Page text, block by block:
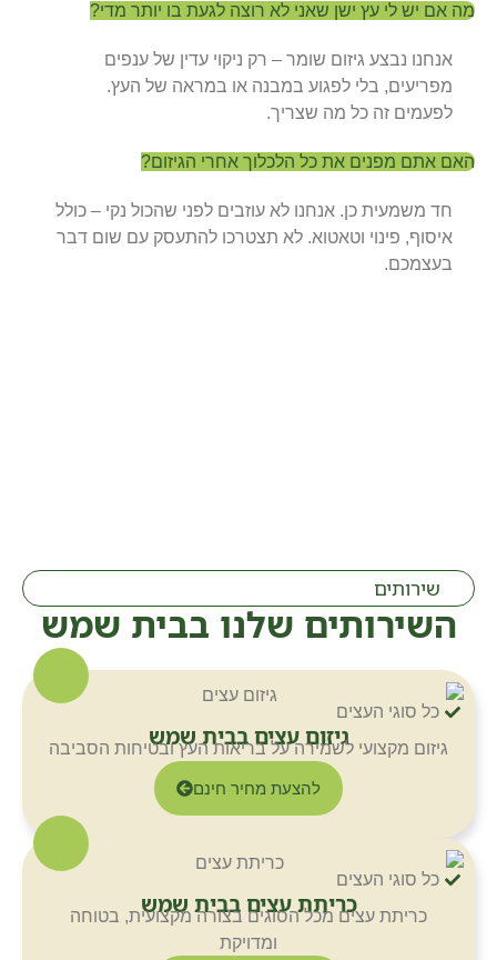
מה אם יש לי עץ ישן שאני לא רוצה לגעת בו יותר מדי?
אנחנו נבצע גיזום שומר – רק ניקוי עדין של ענפים
מפריעים, בלי לפגוע במבנה או במראה של העץ.
לפעמים זה כל מה שצריך.
האם אתם מפנים את כל הלכלוך אחרי הגיזום?
חד משמעית כן. אנחנו לא עוזבים לפני שהכול נקי – כולל
איסוף, פינוי וטאטוא. לא תצטרכו להתעסק עם שום דבר
בעצמכם.
שירותים
השירותים שלנו בבית שמש
כל סוגי העצים
גיזום עצים בבית שמש
גיזום מקצועי לשמירה על בריאות העץ ובטיחות הסביבה
להצעת מחיר חינם
כל סוגי העצים
כריתת עצים בבית שמש
כריתת עצים מכל הסוגים בצורה מקצועית, בטוחה
ומדויקת